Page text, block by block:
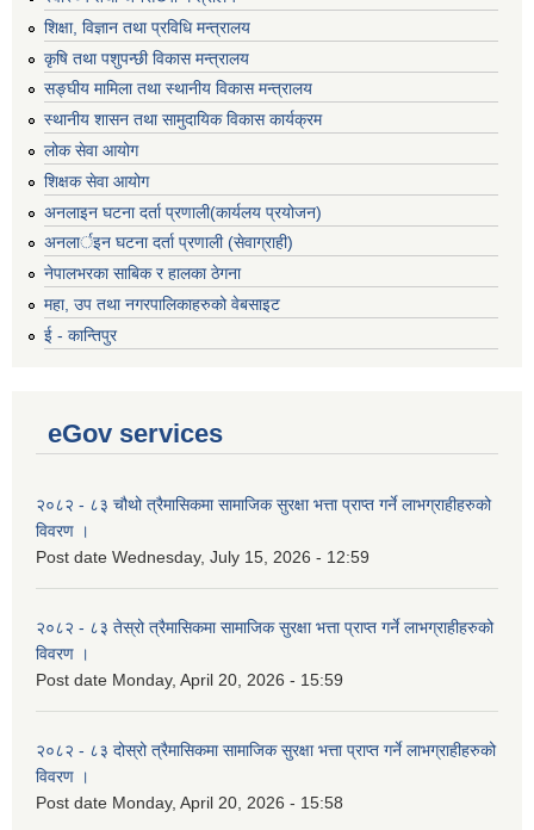
शिक्षा, विज्ञान तथा प्रविधि मन्त्रालय
कृषि तथा पशुपन्छी विकास मन्त्रालय
सङ्घीय मामिला तथा स्थानीय विकास मन्त्रालय
स्थानीय शासन तथा सामुदायिक विकास कार्यक्रम
लोक सेवा आयोग
शिक्षक सेवा आयोग
अनलाइन घटना दर्ता प्रणाली(कार्यलय प्रयोजन)
अनलार्इन घटना दर्ता प्रणाली (सेवाग्राही)
नेपालभरका साबिक र हालका ठेगना
महा, उप तथा नगरपालिकाहरुको वेबसाइट
ई - कान्तिपुर
eGov services
२०८२ - ८३ चौथो त्रैमासिकमा सामाजिक सुरक्षा भत्ता प्राप्त गर्ने लाभग्राहीहरुको
विवरण ।
Post date Wednesday, July 15, 2026 - 12:59
२०८२ - ८३ तेस्रो त्रैमासिकमा सामाजिक सुरक्षा भत्ता प्राप्त गर्ने लाभग्राहीहरुको
विवरण ।
Post date Monday, April 20, 2026 - 15:59
२०८२ - ८३ दोस्रो त्रैमासिकमा सामाजिक सुरक्षा भत्ता प्राप्त गर्ने लाभग्राहीहरुको
विवरण ।
Post date Monday, April 20, 2026 - 15:58